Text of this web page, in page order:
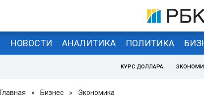
НОВОСТИ АНАЛИТИКА ПОЛИТИКА
КУРС ДОЛЛАРА
Главная » Бизнес » Экономика